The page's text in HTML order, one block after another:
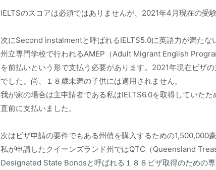
IELTSのスコアは必須ではありませんが、2021年4月現在の受
次にSecond instalmentと呼ばれるIELTS5.0に英語力が満たな
州立専門学校で行われるAMEP（Adult Migrant English
を前払いという形で支払う必要があります。2021年現在ビザ
でした。尚、１８歳未満の子供には適用されません。
我が家の場合は主申請者である私はIELTS6.0を取得していた
直前に支払いました。
次はビザ申請の要件でもある州債を購入するための1,500,000
私が申請したクイーンズランド州ではQTC（Queensland
Designated State Bondsと呼ばれる１８８ビザ取得のための